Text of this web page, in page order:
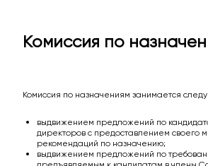
Комиссия по
Комиссия по назначениям занимается
выдвижением предложений по
директоров с предоставлением своего
рекомендаций по назначению;
выдвижением предложений по